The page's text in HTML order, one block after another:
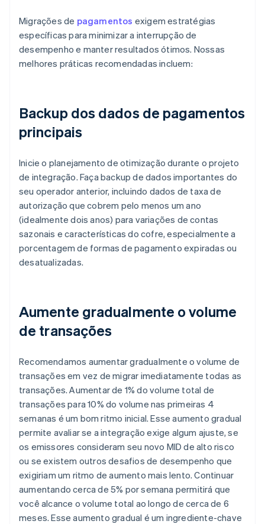
Migrações de pagamentos exigem estratégias
específicas para minimizar a interrupção de
desempenho e manter resultados ótimos. Nossas
melhores práticas recomendadas incluem:
Backup dos dados de pagamentos
principais
Inicie o planejamento de otimização durante o projeto
de integração. Faça backup de dados importantes do
seu operador anterior, incluindo dados de taxa de
autorização que cobrem pelo menos um ano
(idealmente dois anos) para variações de contas
sazonais e características do cofre, especialmente a
porcentagem de formas de pagamento expiradas ou
desatualizadas.
Aumente gradualmente o volume
de transações
Recomendamos aumentar gradualmente o volume de
transações em vez de migrar imediatamente todas as
transações. Aumentar de 1% do volume total de
transações para 10% do volume nas primeiras 4
semanas é um bom ritmo inicial. Esse aumento gradual
permite avaliar se a integração exige algum ajuste, se
os emissores consideram seu novo MID de alto risco
ou se existem outros desafios de desempenho que
exigiriam um ritmo de aumento mais lento. Continuar
aumentando cerca de 5% por semana permitirá que
você alcance o volume total ao longo de cerca de 6
meses. Esse aumento gradual é um ingrediente-chave